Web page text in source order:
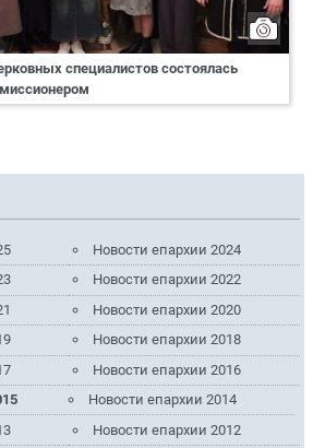
специалистов состоялась
Новости епархии 2024
Новости епархии 2022
Новости епархии 2020
Новости епархии 2018
Новости епархии 2016
Новости епархии 2014
Новости епархии 2012